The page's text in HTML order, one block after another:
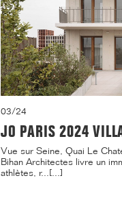
03/24
JO PARIS 2024
Vue sur Seine, Quai Le
Bihan Architectes livre un
athlètes, r...[...]